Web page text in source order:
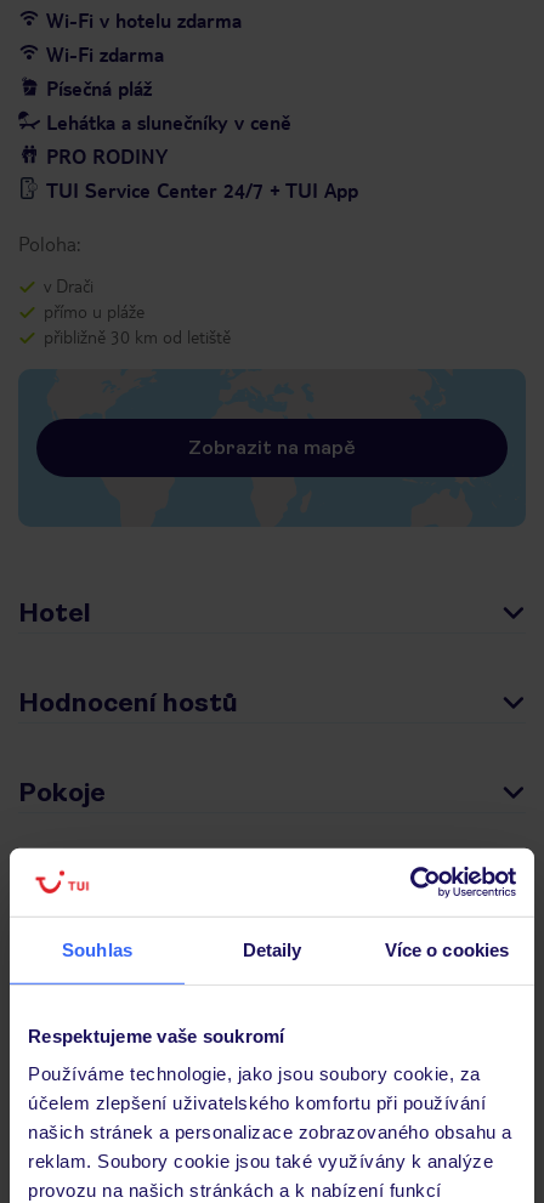
Souhlas Detaily Více o cookies
Respektujeme vaše soukromí
Používáme technologie, jako jsou soubory cookie, za
účelem zlepšení uživatelského komfortu při používání
našich stránek a personalizace zobrazovaného obsahu a
reklam. Soubory cookie jsou také využívány k analýze
provozu na našich stránkách a k nabízení funkcí
Wi-Fi v hotelu zdarma
Wi-Fi zdarma
Písečná pláž
Lehátka a slunečníky v ceně
PRO RODINY
TUI Service Center 24/7 + TUI App
Poloha:
v Drači
přímo u pláže
přibližně 30 km od letiště
Zobrazit na mapě
Hotel
Hodnocení hostů
Pokoje
Stravování
Často kladené otázky
Jaké doklady jsou potřebné při cestování?
Budeme ubytováni ihned po příjezdu do hotelu?
Kam jít po přistání a vyzvednutí zavazadel?